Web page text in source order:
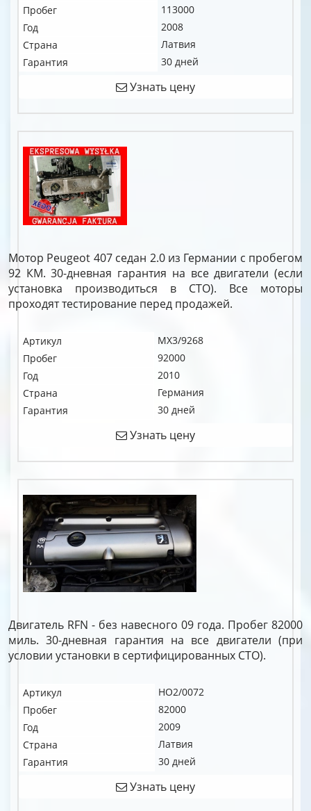
Пробег
113000
Год
2008
Страна
Латвия
Гарантия
30 дней
Узнать цену
Мотор Peugeot 407 седан 2.0 из Германии с пробегом
92 КМ. 30-дневная гарантия на все двигатели (если
установка производиться в СТО). Все моторы
проходят тестирование перед продажей.
Артикул
MX3/9268
Пробег
92000
Год
2010
Страна
Германия
Гарантия
30 дней
Узнать цену
Двигатель RFN - без навесного 09 года. Пробег 82000
миль. 30-дневная гарантия на все двигатели (при
условии установки в сертифицированных СТО).
Артикул
HO2/0072
Пробег
82000
Год
2009
Страна
Латвия
Гарантия
30 дней
Узнать цену